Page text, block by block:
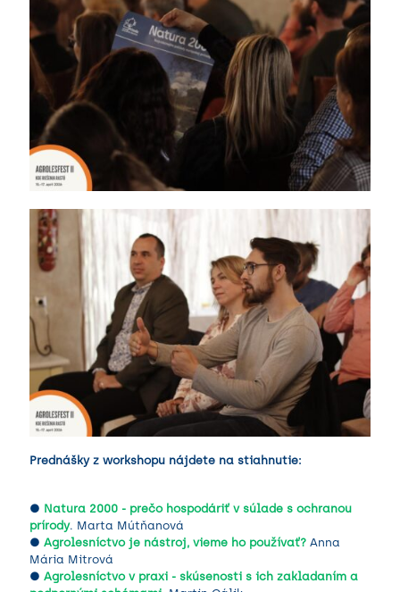
Prednášky z workshopu nájdete na stiahnutie:
● Natura 2000 - prečo hospodáriť v súlade s ochranou
prírody. Marta Mútňanová
● Agrolesníctvo je nástroj, vieme ho používať? Anna
Mária Mitrová
● Agrolesníctvo v praxi - skúsenosti s ich zakladaním a